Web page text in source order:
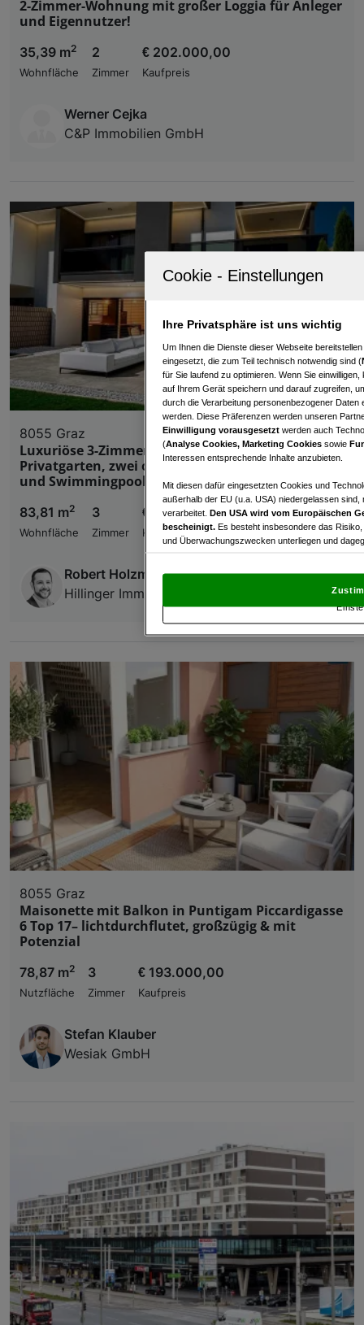
2-Zimmer-Wohnung mit großer Loggia für Anleger
und Eigennutzer!
35,39 m2
Wohnfläche
2
Zimmer
€ 202.000,00
Kaufpreis
Werner Cejka
C&P Immobilien GmbH
8055 Graz
Luxuriöse 3-Zimmer-Gartenwohnung mit 202 m²
Privatgarten, zwei optionalen Tiefgaragenplätzen
und Swimmingpool-Potenzial
83,81 m2
Wohnfläche
3
Zimmer
€ 590.000,00
Kaufpreis
Robert Holzmann
Hillinger Immobilien GmbH
8055 Graz
Maisonette mit Balkon in Puntigam Piccardigasse
6 Top 17– lichtdurchflutet, großzügig & mit
Potenzial
78,87 m2
Nutzfläche
3
Zimmer
€ 193.000,00
Kaufpreis
Stefan Klauber
Wesiak GmbH
Ihre Privatsphäre ist uns wichtig
Um Ihnen die Dienste dieser Webseite
eingesetzt, die zum Teil technisch notwendig sind (
für Sie laufend zu optimieren. Wenn Sie
auf Ihrem Gerät speichern und darauf zugreifen,
durch die Verarbeitung personenbezogener
werden. Diese Präferenzen werden unseren
Einwilligung vorausgesetzt werden auch
(Analyse Cookies, Marketing Cookies sowie
Interessen entsprechende Inhalte anzubieten.
Mit diesen dafür eingesetzten Cookies und
außerhalb der EU (u.a. USA) niedergelassen
verarbeitet. Den USA wird vom Europäischen
bescheinigt. Es besteht insbesondere das
und Überwachungszwecken unterliegen und
und Widerspruch gegen die Verarbeitung auf der
„Cookie Einstellungen“, die sich auf jeder Seite
Verwendung genauer Standortdaten.
und der Performance von Inhalten,
Liste der Partner (Lieferanten)